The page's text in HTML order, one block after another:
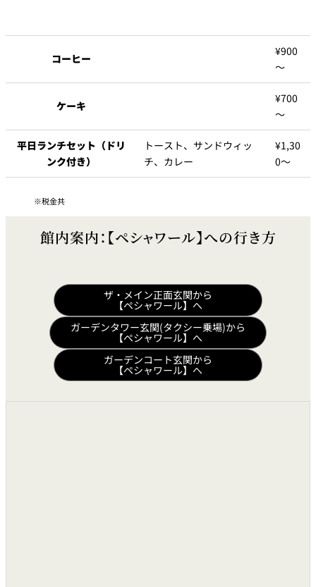
ロアブレンド・ケアブレンド
¥900
ドゥミタス ¥1,700
アイスコーヒー ¥1,000
カフェオーレ
（アイス＋¥100）
¥1,100
カプチーノ
（アイス＋¥100）
コーヒーフロート
プチペシャワール
コーヒー
¥900
～
ケーキ
¥700
～
平日ランチセット（ドリ
ンク付き）
トースト、サンドウィッ
チ、カレー
¥1,30
0～
税金共
館内案内：【ペシャワール】への行き方
ザ・メイン正面玄関から
【ペシャワール】へ
ガーデンタワー玄関(タクシー乗場)から
【ペシャワール】へ
ガーデンコート玄関から
【ペシャワール】へ